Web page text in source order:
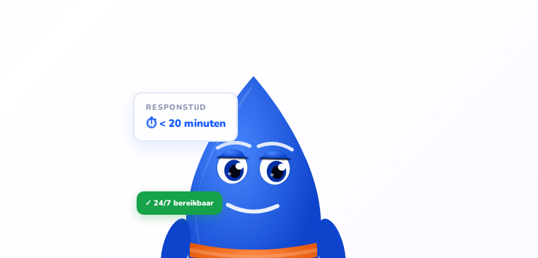
RESPONSTIJD
⏱ < 20 minuten
✓ 24/7 bereikbaar